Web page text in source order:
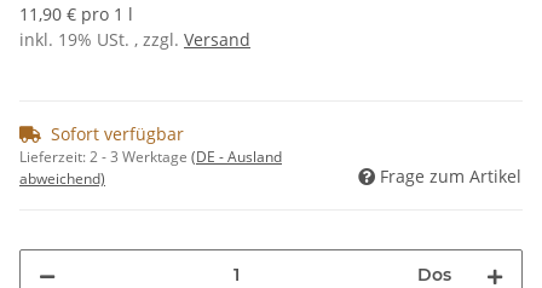
11,90 € pro 1 l
inkl. 19% USt. , zzgl. Versand
Sofort verfügbar
Lieferzeit:2 - 3 Werktage (DE - Ausland
abweichend)
Frage zum Artikel
Dos